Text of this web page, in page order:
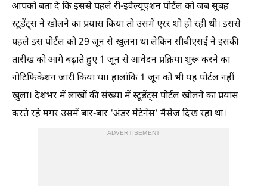
आपको बता दें कि इससे पहले री-इवैल्यूएशन पोर्टल को जब सुबह
स्टूडेंट्स ने खोलने का प्रयास किया तो उसमें एरर शो हो रही थी। इससे
पहले इस पोर्टल को 29 जून से खुलना था लेकिन सीबीएसई ने इसकी
तारीख को आगे बढ़ाते हुए 1 जून से आवेदन प्रक्रिया शुरू करने का
नोटिफिकेशन जारी किया था। हालांकि 1 जून को भी यह पोर्टल नहीं
खुला। देशभर में लाखों की संख्या में स्टूडेंट्स पोर्टल खोलने का प्रयास
करते रहे मगर उसमें बार-बार 'अंडर मेंटेनेंस' मैसेज दिख रहा था।
ADVERTISEMENT